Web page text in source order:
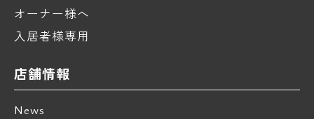
オーナー様へ
入居者様専用
店舗情報
News